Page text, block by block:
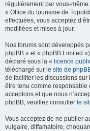
régulièrement par vous-
« Office du tourisme de
effectuées, vous acceptez
modifiées et mises à jour.
Nos forums sont développés
phpBB » et « phpBB Limited
déclaré sous la « licence
téléchargé sur le site de
de faciliter les discussions
être tenu comme
acceptons et que nous
phpBB, veuillez consulter le
Vous acceptez de ne publier
vulgaire, diffamatoire,